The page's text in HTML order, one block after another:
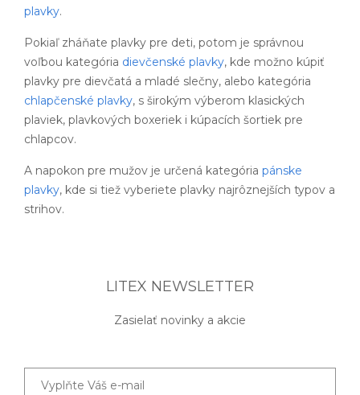
plavky.
Pokiaľ zháňate plavky pre deti, potom je správnou
voľbou kategória dievčenské plavky, kde možno kúpiť
plavky pre dievčatá a mladé slečny, alebo kategória
chlapčenské plavky, s širokým výberom klasických
plaviek, plavkových boxeriek i kúpacích šortiek pre
chlapcov.
A napokon pre mužov je určená kategória pánske
plavky, kde si tiež vyberiete plavky najrôznejších typov a
strihov.
LITEX NEWSLETTER
Zasielať novinky a akcie